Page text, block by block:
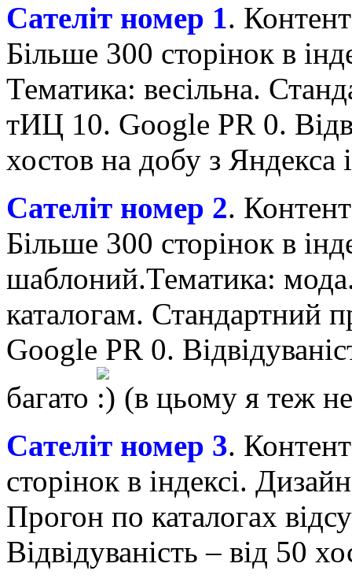
Сателіт номер 1.
Більше 300 сторінок в
Тематика: весільна.
тИЦ 10. Google PR 0.
хостов на добу з Яндекса
Сателіт номер 2.
Більше 300 сторінок в
шаблоний.Тематика:
каталогам. Стандартний
Google PR 0.
багато
(в цьому я теж
Сателіт номер 3.
сторінок в індексі.
Прогон по каталогах
Відвідуваність – від 50